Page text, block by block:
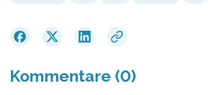
Kommentare (0)